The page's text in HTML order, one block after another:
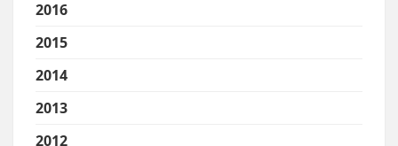
2016
2015
2014
2013
2012